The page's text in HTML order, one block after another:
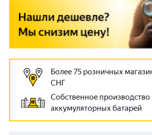
Более 75 розничных
СНГ
Собственное производство
аккумуляторных батарей